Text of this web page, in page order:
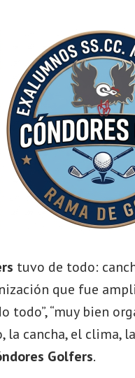
tuvo de todo:
que fue
todo”, “muy bien
la cancha, el
Golfers.